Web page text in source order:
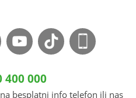
400 000
besplatni info telefon ili nas